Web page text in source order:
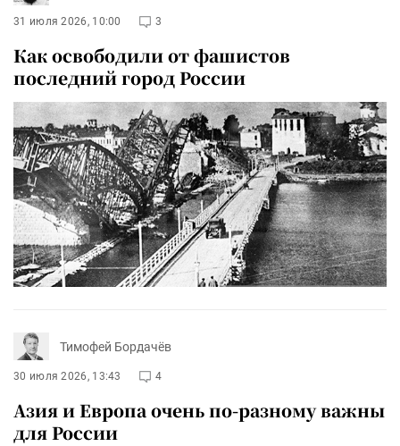
31 июля 2026, 10:00 3
Как освободили от фашистов
последний город России
Тимофей Бордачёв
30 июля 2026, 13:43 4
Азия и Европа очень по-разному важны
для России